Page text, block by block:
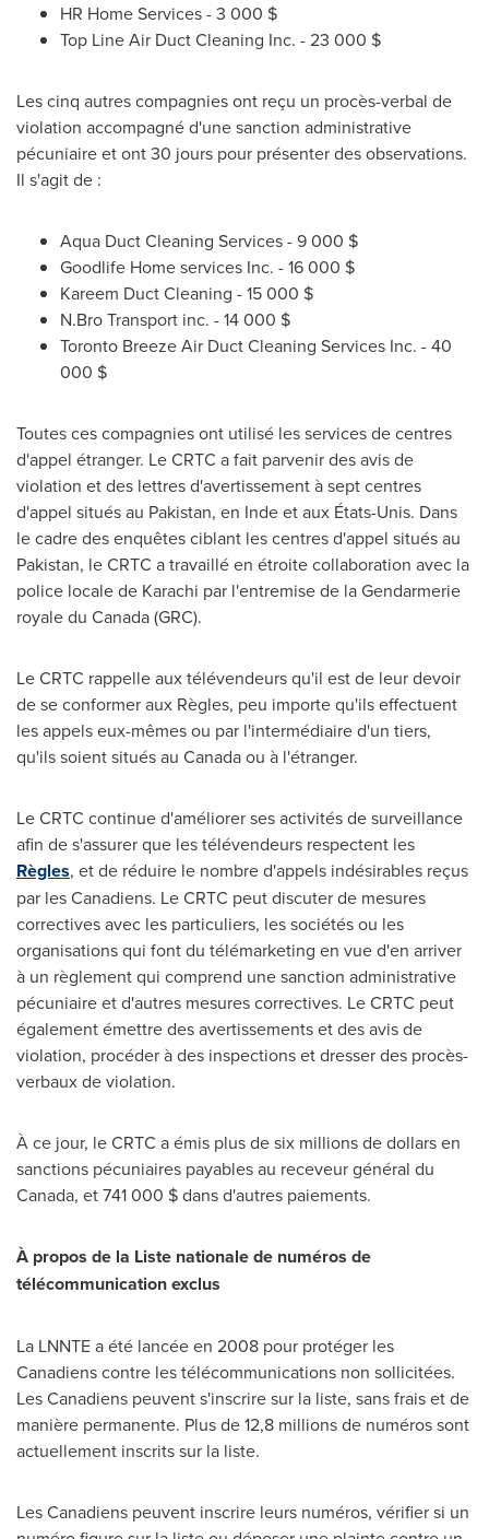
HR Home Services - 3 000 $
Top Line Air Duct Cleaning Inc. - 23 000 $
Les cinq autres compagnies ont reçu un procès-verbal de
violation accompagné d'une sanction administrative
pécuniaire et ont 30 jours pour présenter des observations.
Il s'agit de :
Aqua Duct Cleaning Services - 9 000 $
Goodlife Home services Inc. - 16 000 $
Kareem Duct Cleaning - 15 000 $
N.Bro Transport inc. - 14 000 $
Toronto Breeze Air Duct Cleaning Services Inc. - 40
000 $
Toutes ces compagnies ont utilisé les services de centres
d'appel étranger. Le CRTC a fait parvenir des avis de
violation et des lettres d'avertissement à sept centres
d'appel situés au Pakistan, en Inde et aux États-Unis. Dans
le cadre des enquêtes ciblant les centres d'appel situés au
Pakistan, le CRTC a travaillé en étroite collaboration avec la
police locale de Karachi par l'entremise de la Gendarmerie
royale du Canada(GRC).
Le CRTC rappelle aux télévendeurs qu'il est de leur devoir
de se conformer aux Règles, peu importe qu'ils effectuent
les appels eux-mêmes ou par l'intermédiaire d'un tiers,
qu'ils soient situés au Canadaou à l'étranger.
Le CRTC continue d'améliorer ses activités de surveillance
afin de s'assurer que les télévendeurs respectent les
Règles, et de réduire le nombre d'appels indésirables reçus
par les Canadiens. Le CRTC peut discuter de mesures
correctives avec les particuliers, les sociétés ou les
organisations qui font du télémarketing en vue d'en arriver
à un règlement qui comprend une sanction administrative
pécuniaire et d'autres mesures correctives. Le CRTC peut
également émettre des avertissements et des avis de
violation, procéder à des inspections et dresser des procès-
verbaux de violation.
À ce jour, le CRTC a émis plus de six millions de dollars en
sanctions pécuniaires payables au receveur général du
Canada, et 741 000 $ dans d'autres paiements.
À propos de la Liste nationale de numéros de
télécommunication exclus
La LNNTE a été lancée en 2008 pour protéger les
Canadiens contre les télécommunications non sollicitées.
Les Canadiens peuvent s'inscrire sur la liste, sans frais et de
manière permanente. Plus de 12,8 millions de numéros sont
actuellement inscrits sur la liste.
Les Canadiens peuvent inscrire leurs numéros, vérifier si un